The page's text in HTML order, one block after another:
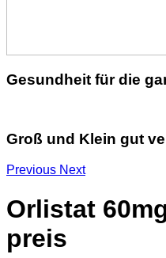
Gesundheit für die
Groß und Klein gut
Previous Next
Orlistat
preis